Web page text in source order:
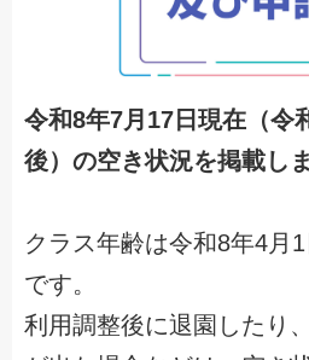
令和8年7月17日現在（令
後）の空き状況を掲載しま
クラス年齢は令和8年4月
です。
利用調整後に退園したり